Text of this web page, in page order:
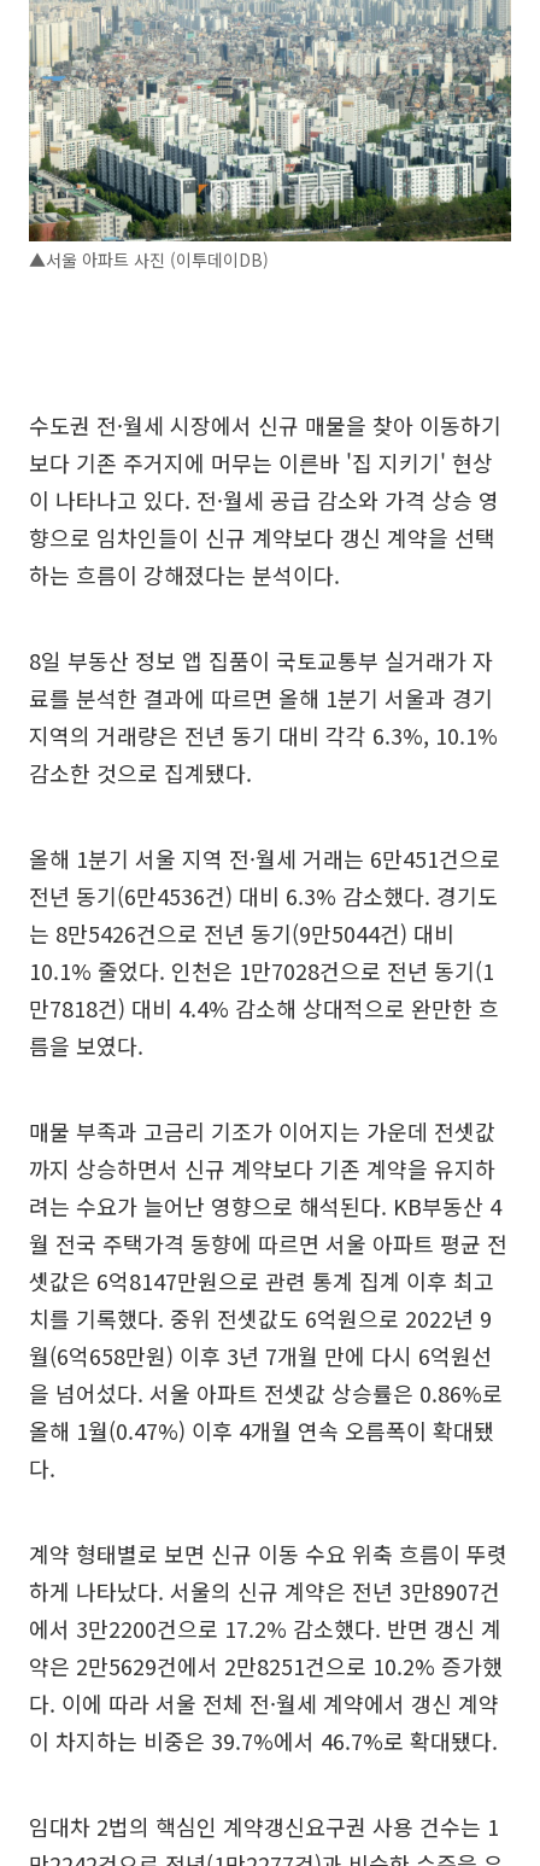
▲서울 아파트 사진 (이투데이DB)
수도권 전·월세 시장에서 신규 매물을 찾아 이동하기
보다 기존 주거지에 머무는 이른바 '집 지키기' 현상
이 나타나고 있다. 전·월세 공급 감소와 가격 상승 영
향으로 임차인들이 신규 계약보다 갱신 계약을 선택
하는 흐름이 강해졌다는 분석이다.
8일 부동산 정보 앱 집품이 국토교통부 실거래가 자
료를 분석한 결과에 따르면 올해 1분기 서울과 경기
지역의 거래량은 전년 동기 대비 각각 6.3%, 10.1%
감소한 것으로 집계됐다.
올해 1분기 서울 지역 전·월세 거래는 6만451건으로
전년 동기(6만4536건) 대비 6.3% 감소했다. 경기도
는 8만5426건으로 전년 동기(9만5044건) 대비
10.1% 줄었다. 인천은 1만7028건으로 전년 동기(1
만7818건) 대비 4.4% 감소해 상대적으로 완만한 흐
름을 보였다.
매물 부족과 고금리 기조가 이어지는 가운데 전셋값
까지 상승하면서 신규 계약보다 기존 계약을 유지하
려는 수요가 늘어난 영향으로 해석된다. KB부동산 4
월 전국 주택가격 동향에 따르면 서울 아파트 평균 전
셋값은 6억8147만원으로 관련 통계 집계 이후 최고
치를 기록했다. 중위 전셋값도 6억원으로 2022년 9
월(6억658만원) 이후 3년 7개월 만에 다시 6억원선
을 넘어섰다. 서울 아파트 전셋값 상승률은 0.86%로
올해 1월(0.47%) 이후 4개월 연속 오름폭이 확대됐
다.
계약 형태별로 보면 신규 이동 수요 위축 흐름이 뚜렷
하게 나타났다. 서울의 신규 계약은 전년 3만8907건
에서 3만2200건으로 17.2% 감소했다. 반면 갱신 계
약은 2만5629건에서 2만8251건으로 10.2% 증가했
다. 이에 따라 서울 전체 전·월세 계약에서 갱신 계약
이 차지하는 비중은 39.7%에서 46.7%로 확대됐다.
임대차 2법의 핵심인 계약갱신요구권 사용 건수는 1